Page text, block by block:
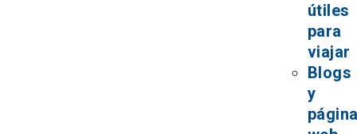
útiles
para
viajar
Blogs
y